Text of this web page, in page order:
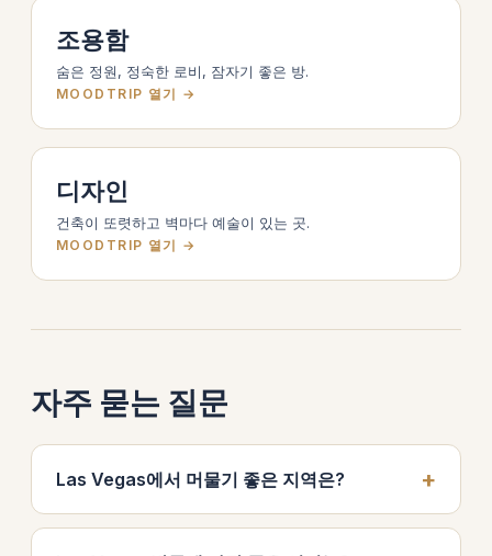
조용함
숨은 정원, 정숙한 로비, 잠자기 좋은 방.
MOODTRIP 열기 →
디자인
건축이 또렷하고 벽마다 예술이 있는 곳.
MOODTRIP 열기 →
자주 묻는 질문
Las Vegas에서 머물기 좋은 지역은?